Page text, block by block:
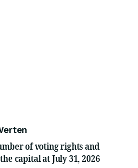
of voting rights and
of shares in the capital at July 31, 2026